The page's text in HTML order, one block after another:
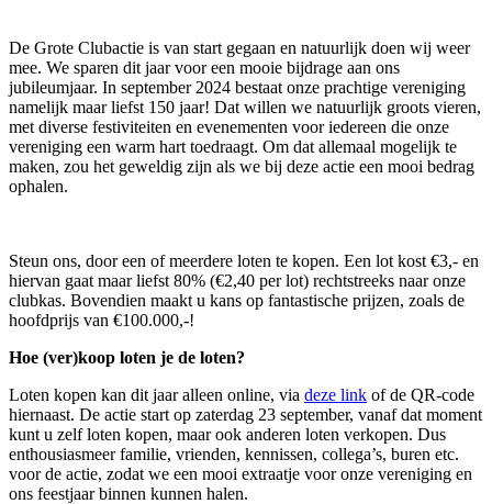
De Grote Clubactie is van start gegaan en natuurlijk doen wij weer
mee. We sparen dit jaar voor een mooie bijdrage aan ons
jubileumjaar. In september 2024 bestaat onze prachtige vereniging
namelijk maar liefst 150 jaar! Dat willen we natuurlijk groots vieren,
met diverse festiviteiten en evenementen voor iedereen die onze
vereniging een warm hart toedraagt. Om dat allemaal mogelijk te
maken, zou het geweldig zijn als we bij deze actie een mooi bedrag
ophalen.
Steun ons, door een of meerdere loten te kopen. Een lot kost €3,- en
hiervan gaat maar liefst 80% (€2,40 per lot) rechtstreeks naar onze
clubkas. Bovendien maakt u kans op fantastische prijzen, zoals de
hoofdprijs van €100.000,-!
Hoe (ver)koop loten je de loten?
Loten kopen kan dit jaar alleen online, via deze link of de QR-code
hiernaast. De actie start op zaterdag 23 september, vanaf dat moment
kunt u zelf loten kopen, maar ook anderen loten verkopen. Dus
enthousiasmeer familie, vrienden, kennissen, collega’s, buren etc.
voor de actie, zodat we een mooi extraatje voor onze vereniging en
ons feestjaar binnen kunnen halen.